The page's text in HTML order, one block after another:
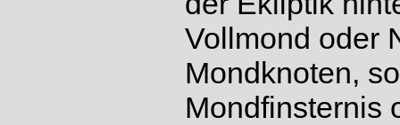
Vollmond oder
Mondknoten,
Mondfinsternis